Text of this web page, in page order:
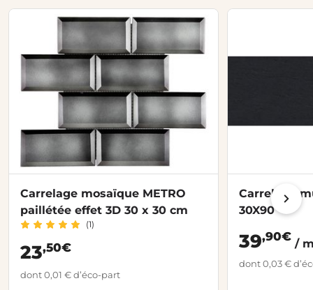
Carrelage mosaïque METRO
paillétée effet 3D 30 x 30 cm
(1)
23,50€
dont 0,01 € d’éco-part
Carrelage
30X90
39,90€
/
dont 0,03 €